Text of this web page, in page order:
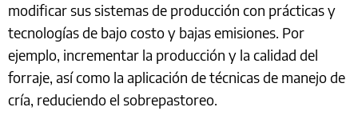
modificar sus sistemas de producción con prácticas y
tecnologías de bajo costo y bajas emisiones. Por
ejemplo, incrementar la producción y la calidad del
forraje, así como la aplicación de técnicas de manejo de
cría, reduciendo el sobrepastoreo.